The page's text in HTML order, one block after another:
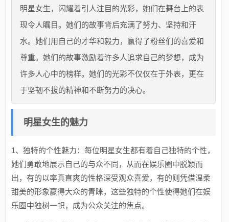
明星女生，闪耀着引人注目的光彩，她们在舞台上的表
现令人瞩目。她们的故事背后充满了努力、坚持和汗
水。她们用自己的才华和毅力，赢得了粉丝们的喜爱和
尊重。她们的故事激励着许多人追求自己的梦想，成为
许多人心中的榜样。她们的光彩不仅仅在于外表，更在
于坚韧不拔的精神和不断努力的决心。
明星女生的魅力
1、独特的个性魅力：每位明星女生都有着自己独特的个性，
她们勇敢地展示自己的与众不同，从而在娱乐圈中脱颖而
出，有的以率真直爽的性格深受观众喜爱，有的则凭借温柔
甜美的形象赢得大众的青睐，这些独特的个性使得她们在娱
乐圈中独树一帜，成为公众关注的焦点。